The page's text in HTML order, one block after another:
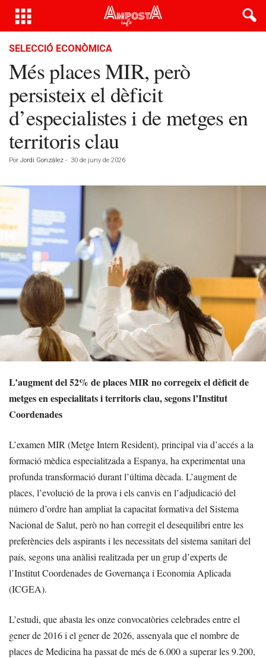
SELECCIÓ ECONÒMICA
Més places MIR, però
persisteix el dèficit
d’especialistes i de metges en
territoris clau
Por Jordi González - 30 de juny de 2026
L’augment del 52% de places MIR no corregeix el dèficit de
metges en especialitats i territoris clau, segons l’Institut
Coordenades
L’examen MIR (Metge Intern Resident), principal via d’accés a la
formació mèdica especialitzada a Espanya, ha experimentat una
profunda transformació durant l’última dècada. L’augment de
places, l’evolució de la prova i els canvis en l’adjudicació del
número d’ordre han ampliat la capacitat formativa del Sistema
Nacional de Salut, però no han corregit el desequilibri entre les
preferències dels aspirants i les necessitats del sistema sanitari del
país, segons una anàlisi realitzada per un grup d’experts de
l’Institut Coordenades de Governança i Economia Aplicada
(ICGEA).
L’estudi, que abasta les onze convocatòries celebrades entre el
gener de 2016 i el gener de 2026, assenyala que el nombre de
places de Medicina ha passat de més de 6.000 a superar les 9.200,